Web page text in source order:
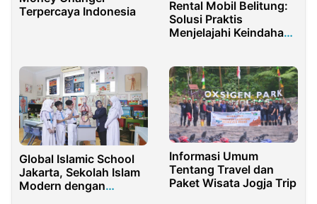
Terpercaya Indonesia
Rental Mobil Belitung:
Solusi Praktis
Menjelajahi Keindahan
Global Islamic School
Jakarta, Sekolah Islam
Modern dengan
Informasi Umum
Tentang Travel dan
Paket Wisata Jogja Trip